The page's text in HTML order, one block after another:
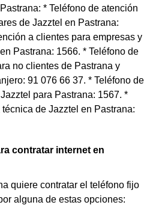
* Teléfono de atención
de Jazztel en Pastrana:
a clientes para empresas y
Pastrana: 1566. * Teléfono de
no clientes de Pastrana y
91 076 66 37. * Teléfono de
para Pastrana: 1567. *
de Jazztel en Pastrana:
contratar internet en
quiere contratar el teléfono fijo
alguna de estas opciones: